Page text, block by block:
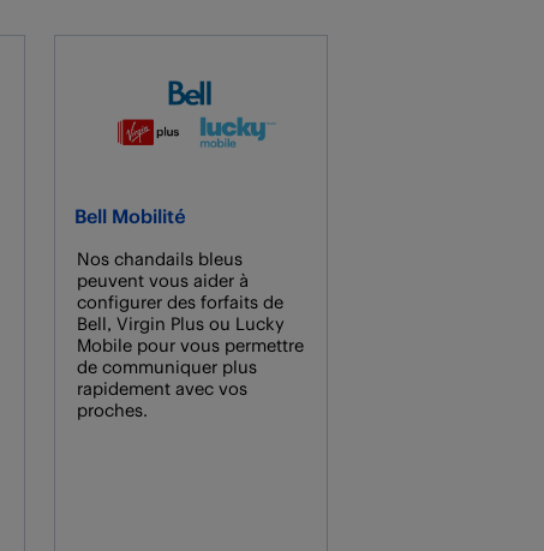
Bell Mobilité
Nos chandails bleus
peuvent vous aider à
configurer des forfaits de
Bell, Virgin Plus ou Lucky
Mobile pour vous permettre
de communiquer plus
rapidement avec vos
proches.